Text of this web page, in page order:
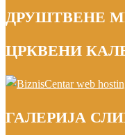
ДРУШТВЕНЕ
ЦРКВЕНИ
ГАЛЕРИЈА